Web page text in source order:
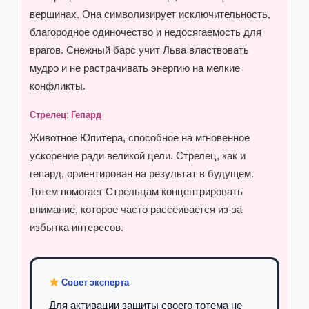
вершинах. Она символизирует исключительность,
благородное одиночество и недосягаемость для
врагов. Снежный барс учит Льва властвовать
мудро и не растрачивать энергию на мелкие
конфликты.
Стрелец: Гепард
Животное Юпитера, способное на мгновенное
ускорение ради великой цели. Стрелец, как и
гепард, ориентирован на результат в будущем.
Тотем помогает Стрельцам концентрировать
внимание, которое часто рассеивается из-за
избытка интересов.
Совет эксперта
Для активации защиты своего тотема не